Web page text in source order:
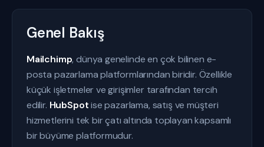
Genel Bakış
Mailchimp, dünya genelinde en çok bilinen e-
posta pazarlama platformlarından biridir. Özellikle
küçük işletmeler ve girişimler tarafından tercih
edilir. HubSpotise pazarlama, satış ve müşteri
hizmetlerini tek bir çatı altında toplayan kapsamlı
bir büyüme platformudur.